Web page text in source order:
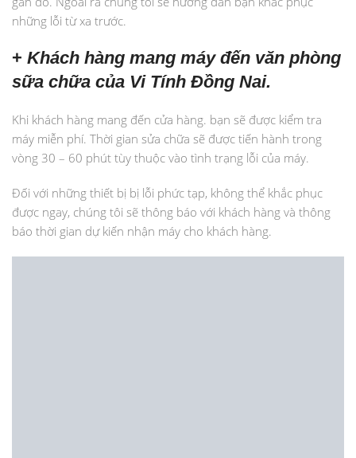
những lỗi từ xa trước.
+ Khách hàng mang máy đến văn phòng
sữa chữa của Vi Tính Đồng Nai.
Khi khách hàng mang đến cửa hàng. bạn sẽ được kiểm tra
máy miễn phí. Thời gian sửa chữa sẽ được tiến hành trong
vòng 30 – 60 phút tùy thuộc vào tình trạng lỗi của máy.
Đối với những thiết bị bị lỗi phức tạp, không thể khắc phục
được ngay, chúng tôi sẽ thông báo với khách hàng và thông
báo thời gian dự kiến nhận máy cho khách hàng.